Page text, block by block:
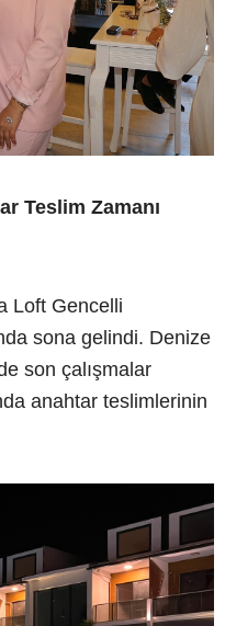
Teslim Zamanı
Loft Gencelli
sona gelindi. Denize
son çalışmalar
anahtar teslimlerinin